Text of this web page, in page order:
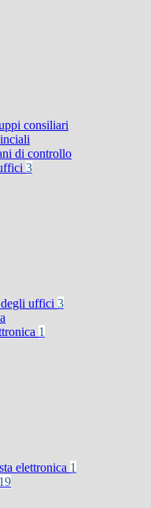
consiliari
di controllo
3
uffici 3
1
elettronica 1
19